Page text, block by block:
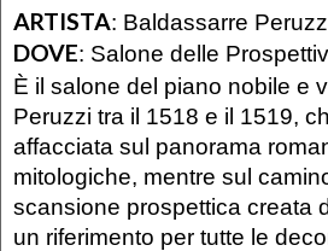
ARTISTA: Baldassarre
DOVE: Salone delle
È il salone del piano nobile e
Peruzzi tra il 1518 e il 1519,
affacciata sul panorama
mitologiche, mentre sul
scansione prospettica creata
un riferimento per tutte le